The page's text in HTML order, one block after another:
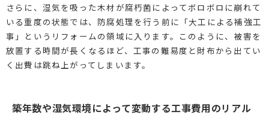
さらに、湿気を吸った木材が腐朽菌によってボロボロに崩れて
いる重度の状態では、防腐処理を行う前に「大工による補強工
事」というリフォームの領域に入ります。このように、被害を
放置する時間が長くなるほど、工事の難易度と財布から出てい
く出費は跳ね上がってしまいます。
築年数や湿気環境によって変動する工事費用のリアル